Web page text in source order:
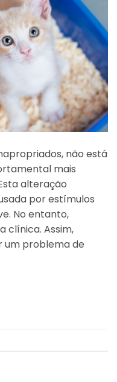
não está
mais
alteração
por estímulos
No entanto,
clínica. Assim,
um problema de